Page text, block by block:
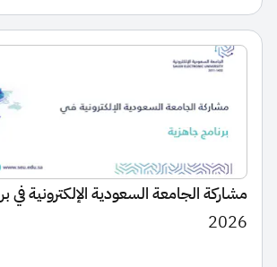
مشاركة الجامعة السعودية الإلكترونية في
2026